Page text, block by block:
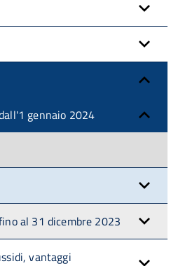
gennaio 2024
al 31 dicembre 2023
vantaggi